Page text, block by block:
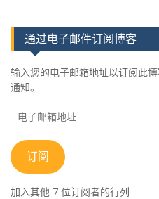
通过电子邮件订阅博客
输入您的电子邮箱地址以订阅此
通知。
电
子
邮
箱
地
址
订阅
加入其他 7 位订阅者的行列